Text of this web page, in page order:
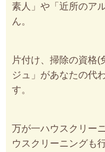
素人」や「近所のア
ん。
片付け、掃除の資格
ジュ」があなたの代
す。
万が一ハウスクリー
ウスクリーニングも